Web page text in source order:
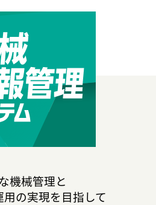
機械管理と
の実現を目指して